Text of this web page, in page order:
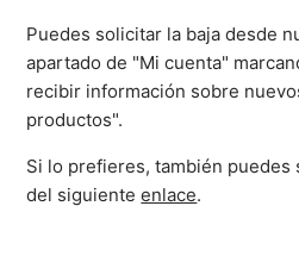
Puedes solicitar la baja desde
apartado de "Mi cuenta"
recibir información sobre
productos".
Si lo prefieres, también puedes
del siguienteenlace.